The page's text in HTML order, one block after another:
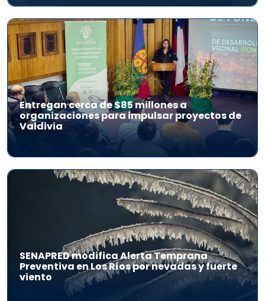
Entregan cerca de $85 millones a
organizaciones para impulsar proyectos de
Valdivia
SENAPRED modifica Alerta Temprana
Preventiva en Los Ríos por nevadas y fuerte
viento